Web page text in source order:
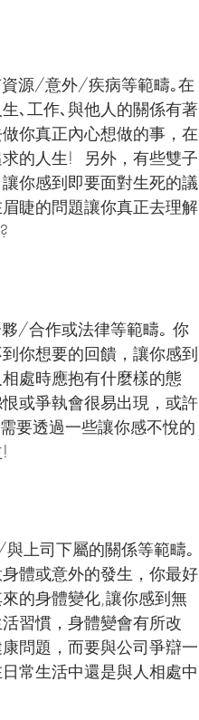
源/意外/疾病等範疇｡在
､工作､與他人的關係有著
你真正內心想做的事，在
的人生!  另外，有些雙子
你感到即要面對生死的議
睫的問題讓你真正去理解
/合作或法律等範疇｡ 你
你想要的回饋，讓你感到
處時應抱有什麼樣的態
或爭執會很易出現，或許
要透過一些讓你感不悅的
上司下屬的關係等範疇｡
體或意外的發生，你最好
的身體變化,讓你感到無
習慣，身體變會有所改
問題，而要與公司爭辯一
常生活中還是與人相處中